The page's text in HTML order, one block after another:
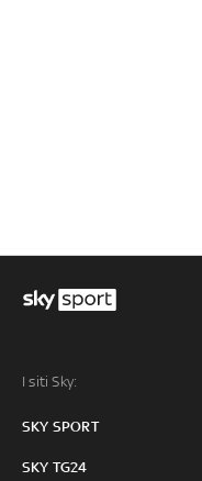
I siti Sky:
SKY SPORT
SKY TG24